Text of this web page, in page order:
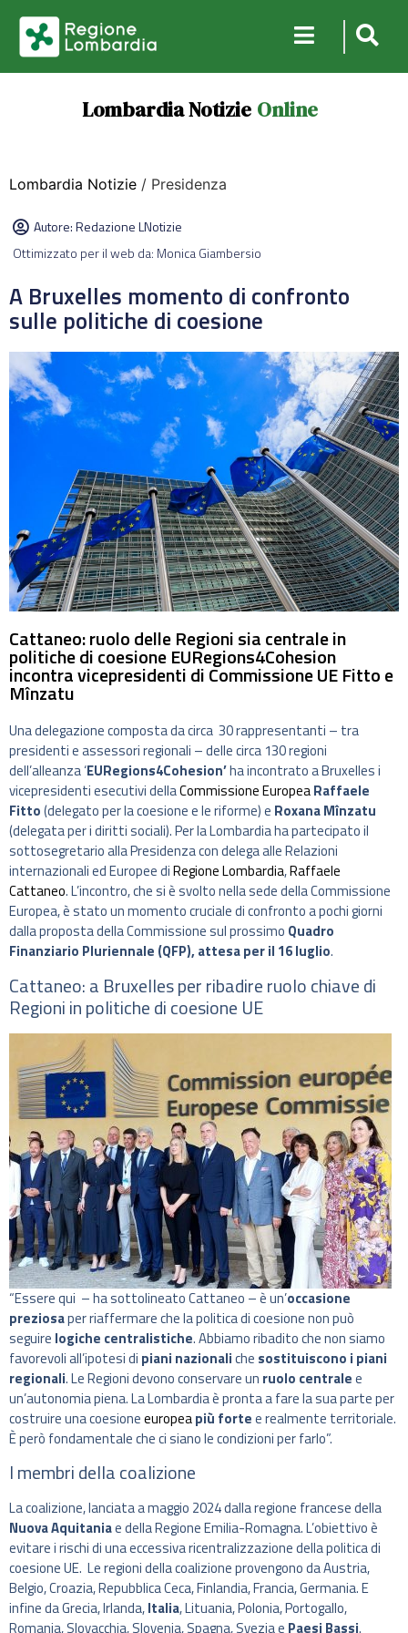
Lombardia Notizie Online
Lombardia Notizie / Presidenza
Autore:Redazione LNotizie
Ottimizzato per il web da: Monica Giambersio
A Bruxelles momento di confronto
sulle politiche di coesione
Cattaneo: ruolo delle Regioni sia centrale in
politiche di coesione EURegions4Cohesion
incontra vicepresidenti di Commissione UE Fitto e
Mînzatu
Una delegazione composta da circa 30 rappresentanti – tra
presidenti e assessori regionali – delle circa 130 regioni
dell’alleanza ‘EURegions4Cohesion’ha incontrato a Bruxelles i
vicepresidenti esecutivi dellaCommissione EuropeaRaffaele
Fitto(delegato per la coesione e le riforme) e Roxana Mînzatu
(delegata per i diritti sociali). Per la Lombardia ha partecipato il
sottosegretario alla Presidenza con delega alle Relazioni
internazionali ed Europee diRegione Lombardia,Raffaele
Cattaneo. L’incontro, che si è svolto nella sede della Commissione
Europea, è stato un momento cruciale di confronto a pochi giorni
dalla proposta della Commissione sul prossimo Quadro
Finanziario Pluriennale (QFP), attesa per il 16 luglio.
Cattaneo: a Bruxelles per ribadire ruolo chiave di
Regioni in politiche di coesione UE
“Essere qui – ha sottolineato Cattaneo – è un’occasione
preziosaper riaffermare che la politica di coesione non può
seguire logiche centralistiche. Abbiamo ribadito che non siamo
favorevoli all’ipotesi di piani nazionaliche sostituiscono i piani
regionali. Le Regioni devono conservare un ruolo centralee
un’autonomia piena. La Lombardia è pronta a fare la sua parte per
costruire una coesioneeuropeapiù fortee realmente territoriale.
È però fondamentale che ci siano le condizioni per farlo”.
I membri della coalizione
La coalizione, lanciata a maggio 2024 dalla regione francese della
Nuova Aquitaniae della Regione Emilia-Romagna. L’obiettivo è
evitare i rischi di una eccessiva ricentralizzazione della politica di
coesione UE. Le regioni della coalizione provengono da Austria,
Belgio, Croazia, Repubblica Ceca, Finlandia, Francia, Germania. E
infine da Grecia, Irlanda,Italia, Lituania, Polonia, Portogallo,
Romania, Slovacchia, Slovenia, Spagna, Svezia e Paesi Bassi.